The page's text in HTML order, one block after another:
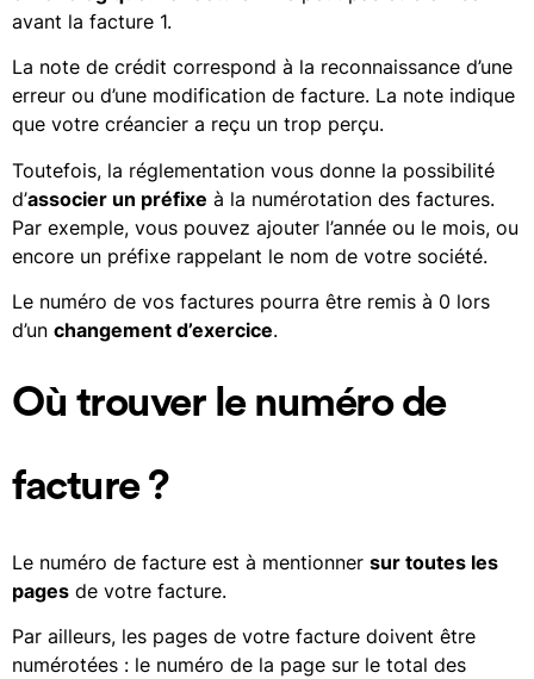
avant la facture 1.
La note de crédit correspond à la reconnaissance d’une
erreur ou d’une modification de facture. La note indique
que votre créancier a reçu un trop perçu.
Toutefois, la réglementation vous donne la possibilité
d’associer un préfixe à la numérotation des factures.
Par exemple, vous pouvez ajouter l’année ou le mois, ou
encore un préfixe rappelant le nom de votre société.
Le numéro de vos factures pourra être remis à 0 lors
d’un changement d’exercice.
Où trouver le numéro de
facture ?
Le numéro de facture est à mentionner sur toutes les
pages de votre facture.
Par ailleurs, les pages de votre facture doivent être
numérotées : le numéro de la page sur le total des